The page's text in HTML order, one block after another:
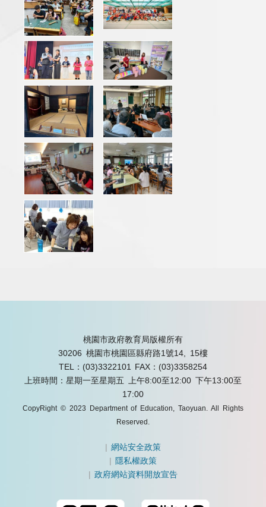
桃園市政府教育局版權所有
30206 桃園市桃園區縣府路1號14, 15樓
TEL：(03)3322101
FAX：(03)3358254
上班時間：星期一至星期五 上午8:00至12:00 下午13:00至
17:00
CopyRight © 2023 Department of Education, Taoyuan. All Rights
Reserved.
|網站安全政策
|隱私權政策
|政府網站資料開放宣告